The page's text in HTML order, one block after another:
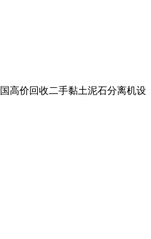
高价回收二手黏土泥石分离机设